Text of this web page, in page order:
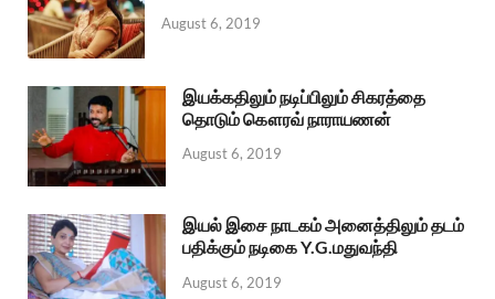
August 6, 2019
இயக்கதிலும் நடிப்பிலும் சிகரத்தை
தொடும் கௌரவ் நாராயணன்
August 6, 2019
இயல் இசை நாடகம் அனைத்திலும் தடம்
பதிக்கும் நடிகை Y.G.மதுவந்தி
August 6, 2019